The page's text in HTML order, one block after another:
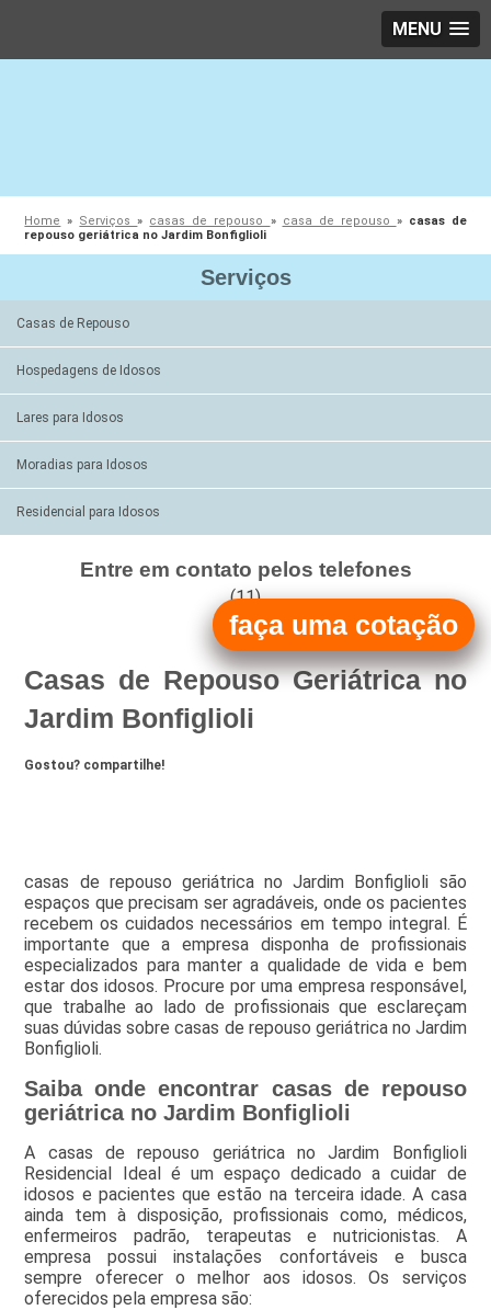
MENU
Home » Serviços» casas de repouso » casa de repouso » casas de
repouso geriátrica no Jardim Bonfiglioli
Serviços
Casas de Repouso
Hospedagens de Idosos
Lares para Idosos
Moradias para Idosos
Residencial para Idosos
Entre em contato pelos telefones
(11)
(11)
Casas de Repouso Geriátrica no
Jardim Bonfiglioli
Gostou? compartilhe!
casas de repouso geriátrica no Jardim Bonfiglioli são
espaços que precisam ser agradáveis, onde os pacientes
recebem os cuidados necessários em tempo integral. É
importante que a empresa disponha de profissionais
especializados para manter a qualidade de vida e bem
estar dos idosos. Procure por uma empresa responsável,
que trabalhe ao lado de profissionais que esclareçam
suas dúvidas sobre casas de repouso geriátrica no Jardim
Bonfiglioli.
Saiba onde encontrar casas de repouso
geriátrica no Jardim Bonfiglioli
A casas de repouso geriátrica no Jardim Bonfiglioli
Residencial Ideal é um espaço dedicado a cuidar de
idosos e pacientes que estão na terceira idade. A casa
ainda tem à disposição, profissionais como, médicos,
enfermeiros padrão, terapeutas e nutricionistas. A
empresa possui instalações confortáveis e busca
sempre oferecer o melhor aos idosos. Os serviços
oferecidos pela empresa são:
faça uma cotação